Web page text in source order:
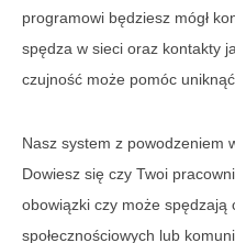
programowi będziesz mógł
spędza w sieci oraz kontakty
czujność może pomóc
Nasz system z powodzeniem
Dowiesz się czy Twoi
obowiązki czy może spędzają
społecznościowych lub